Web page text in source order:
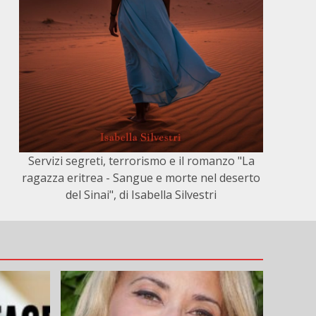
Servizi segreti, terrorismo e il romanzo "La
ragazza eritrea - Sangue e morte nel deserto
del Sinai", di Isabella Silvestri